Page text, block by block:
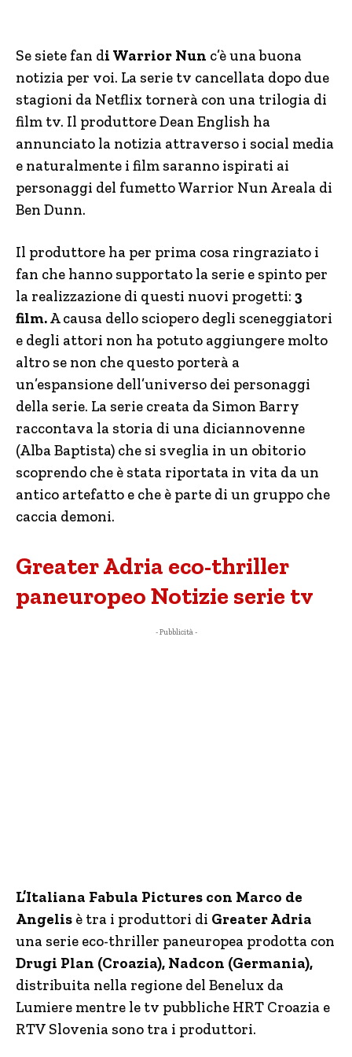
Se siete fan di Warrior Nun c’è una buona
notizia per voi. La serie tv cancellata dopo due
stagioni da Netflix tornerà con una trilogia di
film tv. Il produttore Dean English ha
annunciato la notizia attraverso i social media
e naturalmente i film saranno ispirati ai
personaggi del fumetto Warrior Nun Areala di
Ben Dunn.
Il produttore ha per prima cosa ringraziato i
fan che hanno supportato la serie e spinto per
la realizzazione di questi nuovi progetti: 3
film.A causa dello sciopero degli sceneggiatori
e degli attori non ha potuto aggiungere molto
altro se non che questo porterà a
un’espansione dell’universo dei personaggi
della serie. La serie creata da Simon Barry
raccontava la storia di una diciannovenne
(Alba Baptista) che si sveglia in un obitorio
scoprendo che è stata riportata in vita da un
antico artefatto e che è parte di un gruppo che
caccia demoni.
Greater Adria eco-thriller
paneuropeo Notizie serie tv
- Pubblicità -
L’Italiana Fabula Pictures con Marco de
Angelis è tra i produttori di Greater Adria
una serie eco-thriller paneuropea prodotta con
Drugi Plan (Croazia), Nadcon (Germania),
distribuita nella regione del Benelux da
Lumiere mentre le tv pubbliche HRT Croazia e
RTV Slovenia sono tra i produttori.